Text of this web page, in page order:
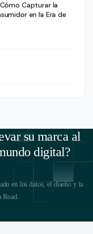
Capturar la
en la Era de
su marca al
digital?
en los datos, el diseño y la
Road.